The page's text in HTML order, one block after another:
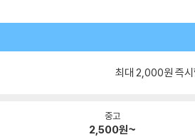
최대 2,000원 즉시
중고
2,500원~